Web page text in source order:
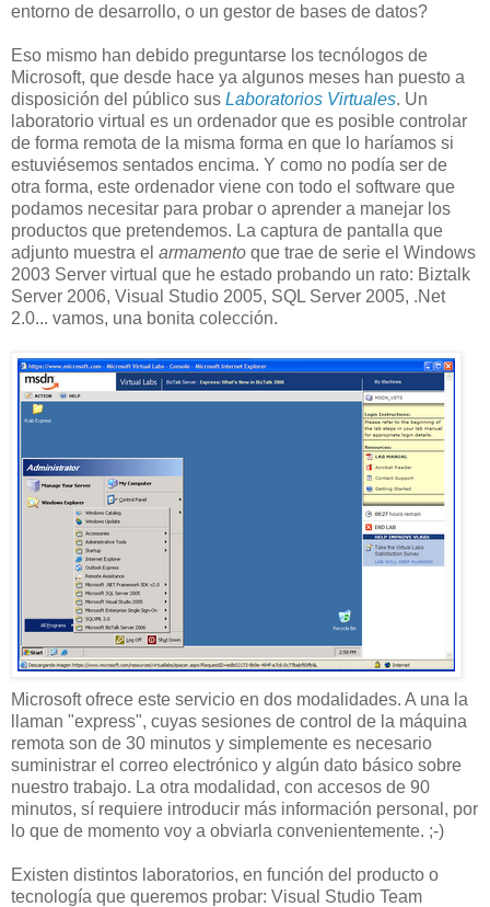
entorno de desarrollo, o un gestor de bases de datos?
Eso mismo han debido preguntarse los tecnólogos de
Microsoft, que desde hace ya algunos meses han puesto a
disposición del público sus Laboratorios Virtuales. Un
laboratorio virtual es un ordenador que es posible controlar
de forma remota de la misma forma en que lo haríamos si
estuviésemos sentados encima. Y como no podía ser de
otra forma, este ordenador viene con todo el software que
podamos necesitar para probar o aprender a manejar los
productos que pretendemos. La captura de pantalla que
adjunto muestra el armamento que trae de serie el Windows
2003 Server virtual que he estado probando un rato: Biztalk
Server 2006, Visual Studio 2005, SQL Server 2005, .Net
2.0... vamos, una bonita colección.
Microsoft ofrece este servicio en dos modalidades. A una la
llaman "express", cuyas sesiones de control de la máquina
remota son de 30 minutos y simplemente es necesario
suministrar el correo electrónico y algún dato básico sobre
nuestro trabajo. La otra modalidad, con accesos de 90
minutos, sí requiere introducir más información personal, por
lo que de momento voy a obviarla convenientemente. ;-)
Existen distintos laboratorios, en función del producto o
tecnología que queremos probar: Visual Studio Team